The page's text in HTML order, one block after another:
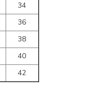
34
36
38
40
42